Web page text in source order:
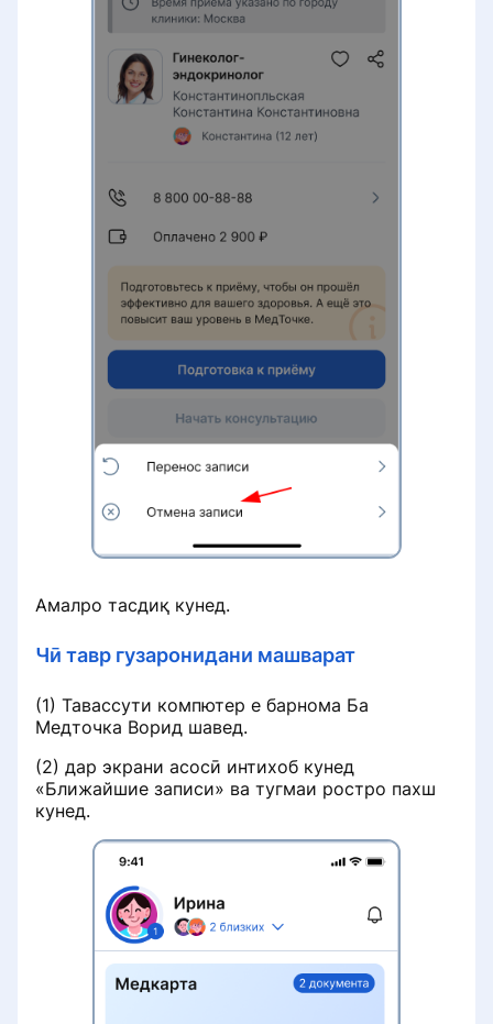
Бесплатный приём при условии
лечения
Работа с записями на услуги с
направлением
Амалро тасдиқ кунед.
Чӣ тавр гузаронидани машварат
(1) Тавассути компютер е барнома Ба
Медточка Ворид шавед.
(2) дар экрани асосӣ интихоб кунед
«Ближайшие записи» ва тугмаи ростро пахш
кунед.